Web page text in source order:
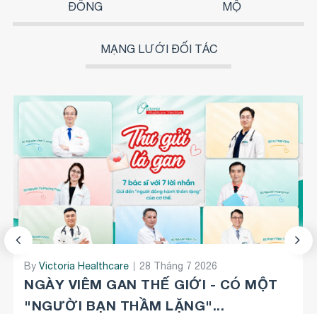
ĐỒNG MỘ
MẠNG LƯỚI ĐỐI TÁC
ByVictoria Healthcare 08 Tháng 4 2026
CŨNG LÀ BẠN - NHƯNG KHÁC NHAU Ở
MỘT QUYẾT ĐỊNH: KHÁM...
ByVictoria Healthcare 28 Tháng 7 2026
NGÀY VIÊM GAN THẾ GIỚI - CÓ MỘT
"NGƯỜI BẠN THẦM LẶNG"...